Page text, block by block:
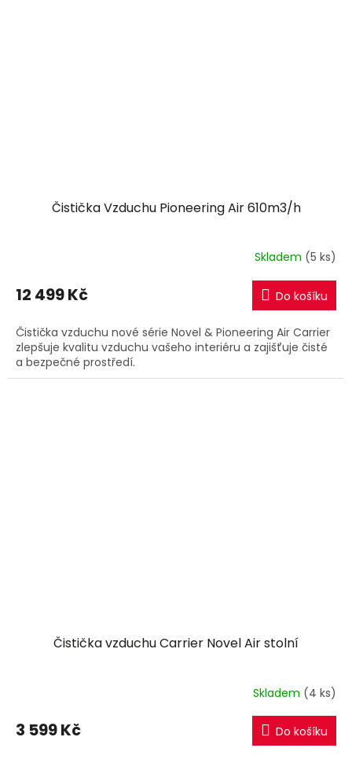
Čistička Vzduchu Pioneering Air 610m3/h
Skladem (5 ks)
12 499 Kč Do košíku
Čistička vzduchu nové série Novel & Pioneering Air Carrier
zlepšuje kvalitu vzduchu vašeho interiéru a zajišťuje čisté
a bezpečné prostředí.
Čistička vzduchu Carrier Novel Air stolní
Skladem (4 ks)
3 599 Kč Do košíku